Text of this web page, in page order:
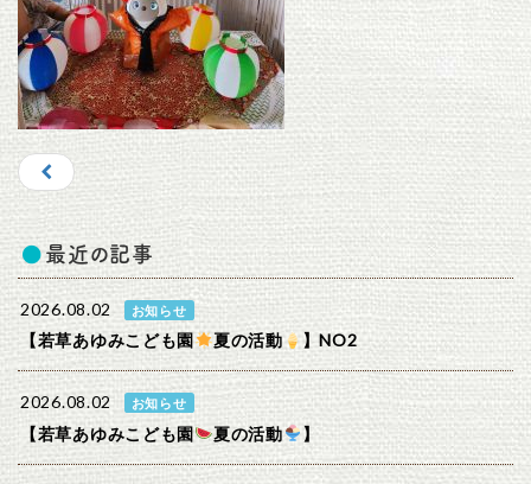
最近の記事
2026.08.02 お知らせ
【若草あゆみこども園 夏の活動 】NO2
2026.08.02 お知らせ
【若草あゆみこども園 夏の活動 】